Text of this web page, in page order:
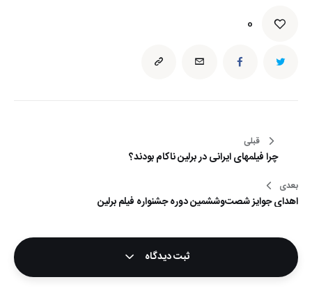
0
راهبری
نوشته
قبلی
چرا فیلمهای ایرانی در برلین ناکام بودند؟
بعدی
اهداي جوايز شصت‌وششمين دوره جشنواره فيلم برلين
ثبت دیدگاه